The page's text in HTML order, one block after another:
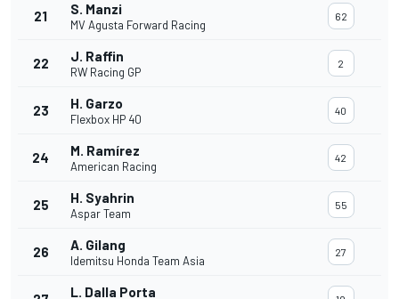
21 S. Manzi
MV Agusta Forward Racing
62
22 J. Raffin
RW Racing GP
2
23 H. Garzo
Flexbox HP 40
40
24 M. Ramírez
American Racing
42
25 H. Syahrin
Aspar Team
55
26 A. Gilang
Idemitsu Honda Team Asia
27
L. Dalla Porta